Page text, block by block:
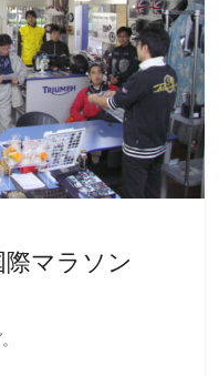
マラソン